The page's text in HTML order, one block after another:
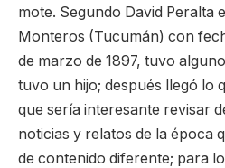
mote. Segundo David Peralta
Monteros (Tucumán) con
de marzo de 1897, tuvo
tuvo un hijo; después llegó lo
que sería interesante revisar
noticias y relatos de la época
de contenido diferente; para